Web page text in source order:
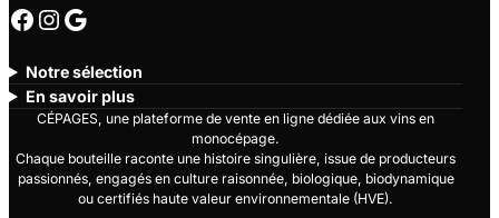
Facebook
Instagram
Google
Notre sélection
En savoir plus
CÉPAGES, une plateforme de vente en ligne dédiée aux vins en
monocépage.
Chaque bouteille raconte une histoire singulière, issue de producteurs
passionnés, engagés en culture raisonnée, biologique, biodynamique
ou certifiés haute valeur environnementale (HVE).